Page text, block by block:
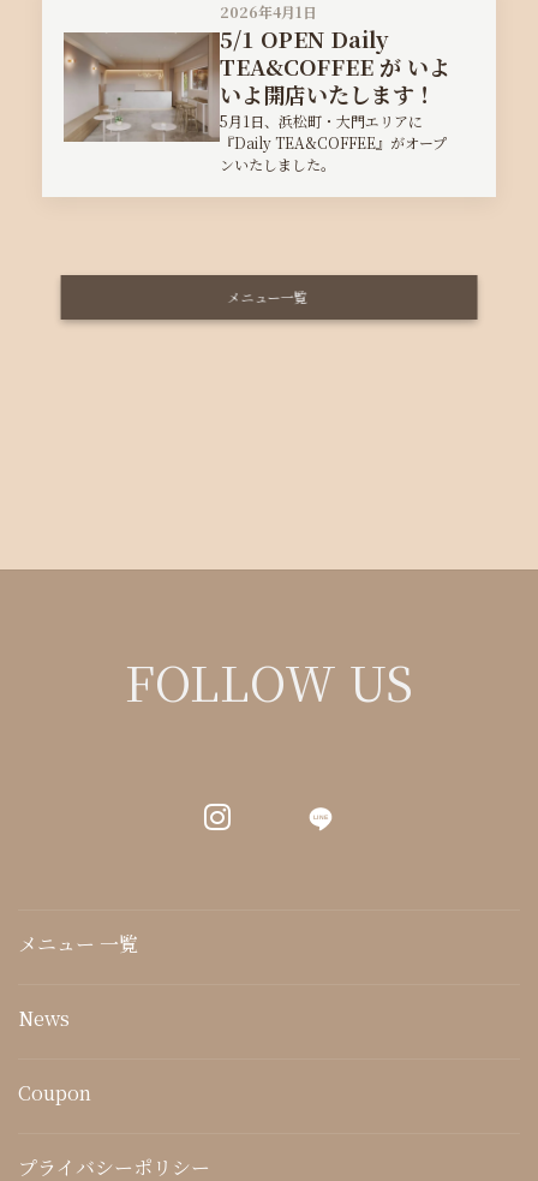
5/1 OPEN Daily
TEA&COFFEE が いよ
いよ開店いたします！
2026年4月1日
5月1日、浜松町・大門エリアに
『Daily TEA&COFFEE』がオープ
ンいたしました。
メニュー一覧
FOLLOW US
LINE
メニュー 一覧
News
Coupon
プライバシーポリシー